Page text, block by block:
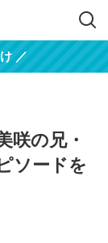
／
咲の兄・
ソードを